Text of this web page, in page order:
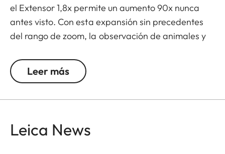
el Extensor 1,8x permite un aumento 90x nunca
antes visto. Con esta expansión sin precedentes
del rango de zoom, la observación de animales y
digiscoping, se vuelven un placer aún mayor. El
bloqueo automático integrado en el conector de la
goma y el cómodo ocular ofrecen un agarre
Leer más
Leica News